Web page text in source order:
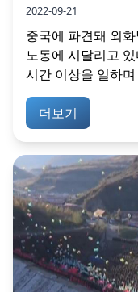
2022-09-21
중국에 파견돼 외
노동에 시달리고
시간 이상을 일하
더보기